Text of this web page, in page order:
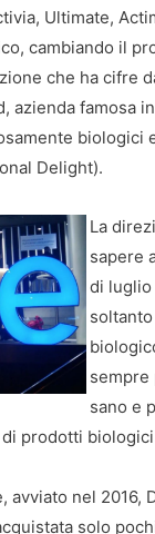
Ultimate,
cambiando il
che ha cifre
azienda famosa
biologici
Delight).
La
sapere
di luglio
sempre
sano e
prodotti biologici
avviato nel
solo